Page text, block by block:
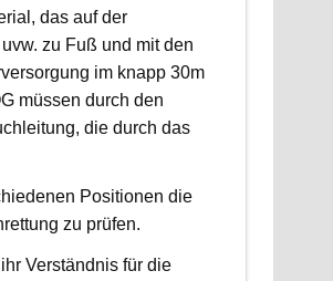
das auf der
zu Fuß und mit den
im knapp 30m
müssen durch den
die durch das
Positionen die
zu prüfen.
Verständnis für die